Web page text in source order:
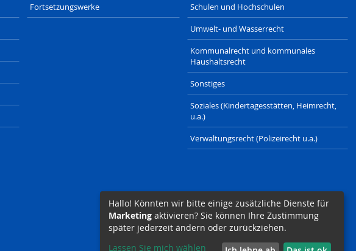
Fortsetzungswerke
Schulen und Hochschulen
Umwelt- und Wasserrecht
Kommunalrecht und kommunales
Haushaltsrecht
Sonstiges
Soziales (Kindertagesstätten, Heimrecht,
u.a.)
Verwaltungsrecht (Polizeirecht u.a.)
Hallo! Könnten wir bitte einige zusätzliche Dienste für
Marketing aktivieren? Sie können Ihre Zustimmung
später jederzeit ändern oder zurückziehen.
Lassen Sie mich wählen